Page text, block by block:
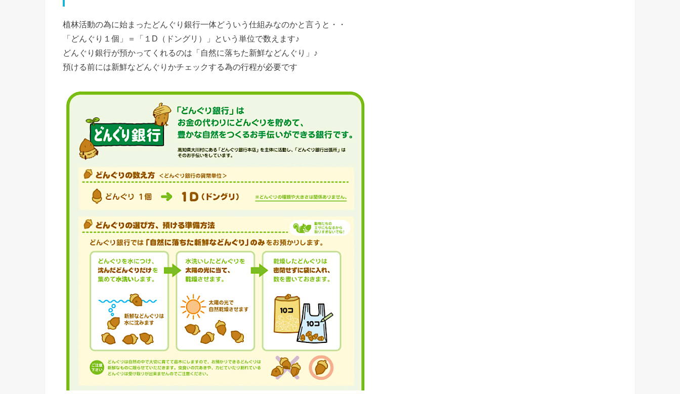
植林活動の為に始まったどんぐり銀行一体どういう仕組みなのかと言うと・・
「どんぐり１個」＝「１D（ドングリ）」という単位で数えます♪
どんぐり銀行が預かってくれるのは「自然に落ちた新鮮などんぐり」♪
預ける前には新鮮などんぐりかチェックする為の行程が必要です